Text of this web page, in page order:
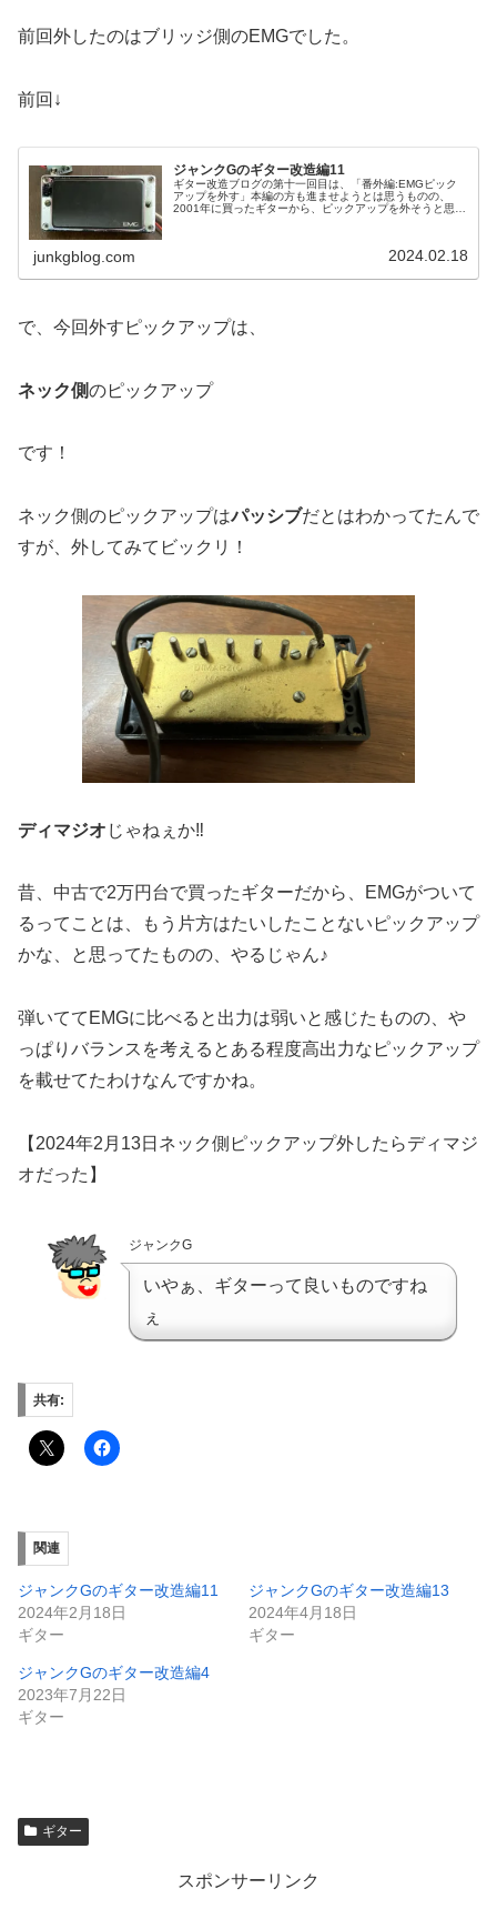
前回外したのはブリッジ側のEMGでした。
前回↓
ジャンクGのギター改造編11
ギター改造ブログの第十一回目は、「番外編:EMGピック
アップを外す」本編の方も進ませようとは思うものの、
2001年に買ったギターから、ピックアップを外そうと思い
junkgblog.com 2024.02.18
で、今回外すピックアップは、
ネック側のピックアップ
です！
ネック側のピックアップはパッシブだとはわかってたんで
すが、外してみてビックリ！
ディマジオ じゃねぇか‼︎
昔、中古で2万円台で買ったギターだから、EMGがついて
るってことは、もう片方はたいしたことないピックアップ
かな、と思ってたものの、やるじゃん♪
弾いててEMGに比べると出力は弱いと感じたものの、や
っぱりバランスを考えるとある程度高出力なピックアップ
を載せてたわけなんですかね。
【 2024年2 月 13日ネック側ピックアップ外したらディマジ
オだった】
ジャンクG
いやぁ、ギターって良いものですね
ぇ
共有:
関連
ジャンクGのギター改造編11
2024年2月18日
ギター
ジャンクGのギター改造編13
2024年4月18日
ギター
ジャンクGのギター改造編4
2023年7月22日
ギター
ギター
スポンサーリンク